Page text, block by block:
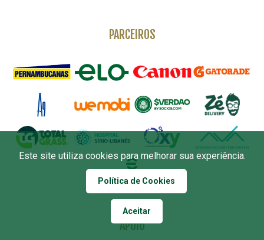
PARCEIROS
APOIO
Este site utiliza cookies para melhorar sua experiência.
Política de Cookies
Aceitar